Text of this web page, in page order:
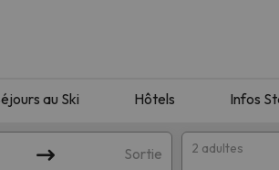
au Ski Hôtels Infos
Sortie 2 adultes